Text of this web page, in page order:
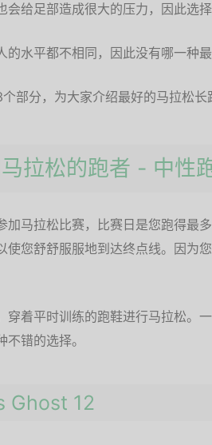
会给足部造成很大的压力，因此选
的水平都不相同，因此没有哪一种
部分，为大家介绍最好的马拉松长
拉松的跑者 - 中性
加马拉松比赛，比赛日是您跑得最
使您舒舒服服地到达终点线。因为
穿着平时训练的跑鞋进行马拉松。
错的选择。
Ghost 12